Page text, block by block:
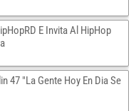
E Invita Al HipHop
47 "La Gente Hoy En Dia Se